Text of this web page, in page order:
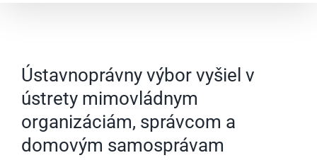
Ústavnoprávny výbor vyšiel v
ústrety mimovládnym
organizáciám, správcom a
domovým samosprávam